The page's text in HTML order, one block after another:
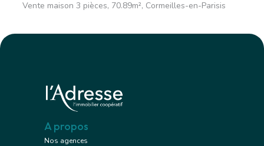
Vente maison 3 pièces, 70.89m², Cormeilles-en-Parisis
A propos
Nos agences